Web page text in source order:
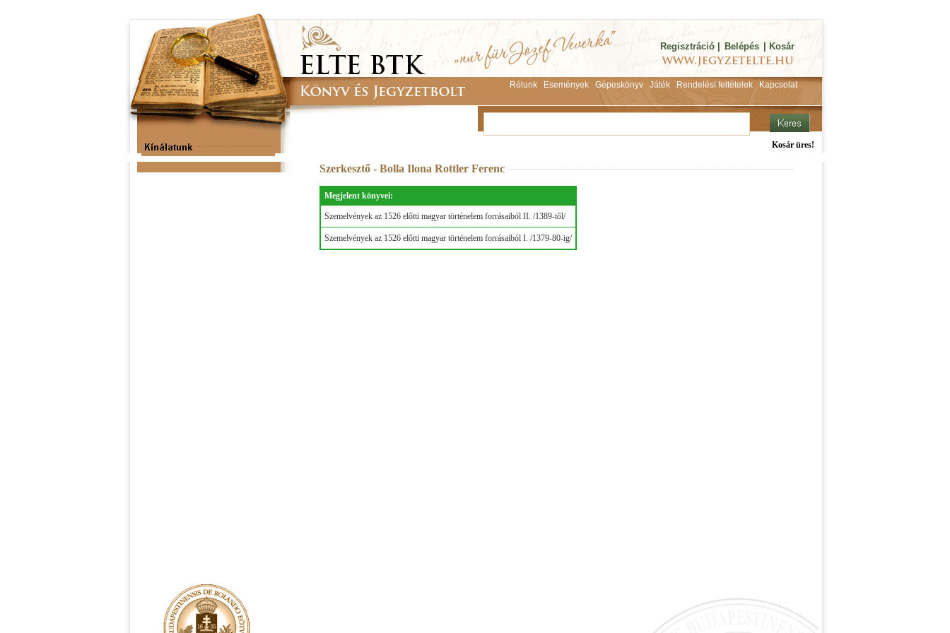
Regisztráció Belépés Kosár
Rólunk Események Gépeskönyv Játék Rendelési feltételek Kapcsolat
Kosár üres!
Szerkesztő - Bolla Ilona Rottler Ferenc
Megjelent könyvei:
Szemelvények az 1526 előtti magyar történelem forrásaiból II. /1389-től/
Szemelvények az 1526 előtti magyar történelem forrásaiból I. /1379-80-ig/